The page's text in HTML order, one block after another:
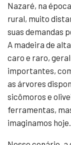
Nazaré, na
rural, muito
suas demandas
A madeira de
caro e raro,
importantes,
as árvores
sicômoros e
ferramentas,
imaginamos hoje.